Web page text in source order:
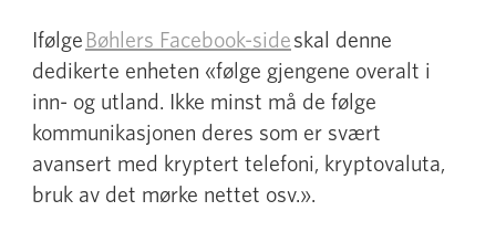
Ifølge Bøhlers Facebook-sideskal denne
dedikerte enheten «følge gjengene overalt i
inn- og utland. Ikke minst må de følge
kommunikasjonen deres som er svært
avansert med kryptert telefoni, kryptovaluta,
bruk av det mørke nettet osv.».